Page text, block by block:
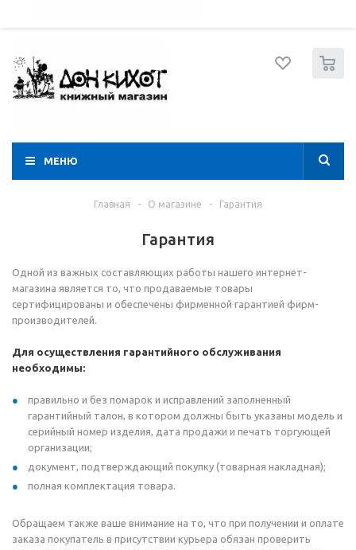
МЕНЮ
Главная - О магазине - Гарантия
Гарантия
Одной из важных составляющих работы нашего интернет-
магазина является то, что продаваемые товары
сертифицированы и обеспечены фирменной гарантией фирм-
производителей.
Для осуществления гарантийного обслуживания
необходимы:
правильно и без помарок и исправлений заполненный
гарантийный талон, в котором должны быть указаны модель и
серийный номер изделия, дата продажи и печать торгующей
организации;
документ, подтверждающий покупку (товарная накладная);
полная комплектация товара.
Обращаем также ваше внимание на то, что при получении и оплате
заказа покупатель в присутствии курьера обязан проверить